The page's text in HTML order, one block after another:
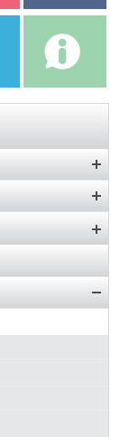
Fale Com a
Prefeitura